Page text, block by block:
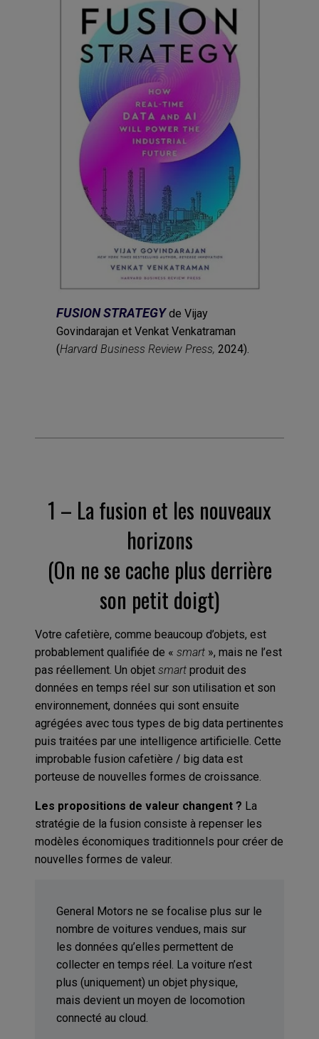
FUSION STRATEGY de Vijay
Govindarajan et Venkat Venkatraman
(Harvard Business Review Press, 2024).
1 – La fusion et les nouveaux
horizons
(On ne se cache plus derrière
son petit doigt)
Votre cafetière, comme beaucoup d’objets, est
probablement qualifiée de « smart», mais ne l’est
pas réellement. Un objet smartproduit des
données en temps réel sur son utilisation et son
environnement, données qui sont ensuite
agrégées avec tous types de big data pertinentes
puis traitées par une intelligence artificielle. Cette
improbable fusion cafetière / big data est
porteuse de nouvelles formes de croissance.
Les propositions de valeur changent ? La
stratégie de la fusion consiste à repenser les
modèles économiques traditionnels pour créer de
nouvelles formes de valeur.
General Motors ne se focalise plus sur le
nombre de voitures vendues, mais sur
les données qu’elles permettent de
collecter en temps réel. La voiture n’est
plus (uniquement) un objet physique,
mais devient un moyen de locomotion
connecté au cloud.